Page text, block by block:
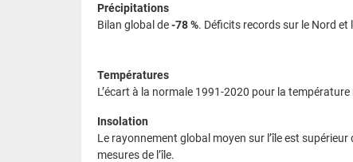
Précipitations
Bilan global de-78 %. Déficits records sur le Nord et
Températures
L’écart à la normale 1991-2020 pour la
Insolation
Le rayonnement global moyen sur l’île est supérieur
mesures de l’île.